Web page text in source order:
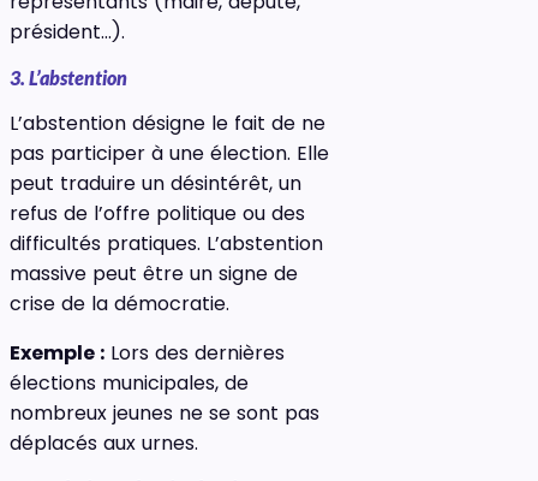
président…).
3. L’abstention
L’abstention désigne le fait de ne
pas participer à une élection. Elle
peut traduire un désintérêt, un
refus de l’offre politique ou des
difficultés pratiques. L’abstention
massive peut être un signe de
crise de la démocratie.
Exemple : Lors des dernières
élections municipales, de
nombreux jeunes ne se sont pas
déplacés aux urnes.